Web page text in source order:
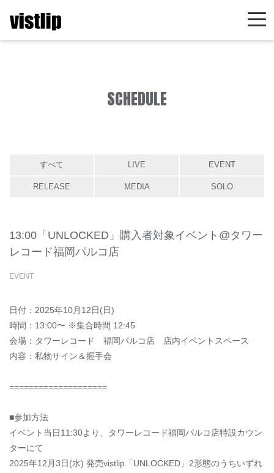
SCHEDULE
すべて LIVE EVENT
RELEASE MEDIA SOLO
13:00「UNLOCKED」購入者対象イベント@タワー
レコード福岡パルコ店
EVENT
日付：2025年10月12日(日)
時間：13:00〜 ※集合時間 12:45
会場：タワーレコード 福岡パルコ店 店内イベントスペース
内容：私物サイン＆握手会
====================
■参加方法
イベント当日11:30より、タワーレコード福岡パルコ店特設カウン
ターにて
2025年12月3日(水) 発売vistlip「UNLOCKED」2形態のうちいずれ